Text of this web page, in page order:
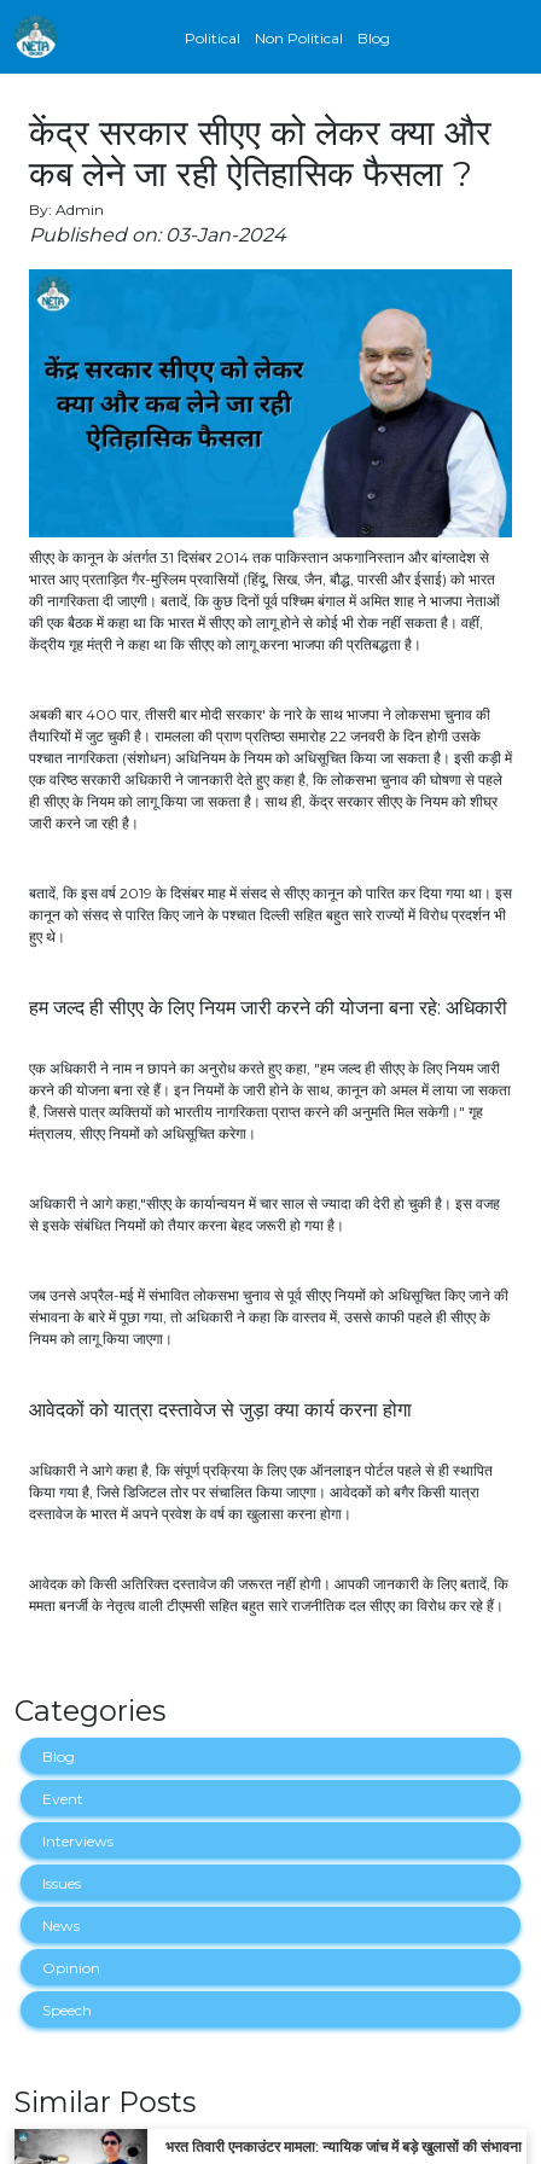
Political Non Political Blog
केंद्र सरकार सीएए को लेकर क्या और
कब लेने जा रही ऐतिहासिक फैसला ?
By: Admin
Published on: 03-Jan-2024
सीएए के कानून के अंतर्गत 31 दिसंबर 2014 तक पाकिस्तान अफगानिस्तान और बांग्लादेश से
भारत आए प्रताड़ित गैर-मुस्लिम प्रवासियों (हिंदू, सिख, जैन, बौद्ध, पारसी और ईसाई) को भारत
की नागरिकता दी जाएगी। बतादें, कि कुछ दिनों पूर्व पश्चिम बंगाल में अमित शाह ने भाजपा नेताओं
की एक बैठक में कहा था कि भारत में सीएए को लागू होने से कोई भी रोक नहीं सकता है। वहीं,
केंद्रीय गृह मंत्री ने कहा था कि सीएए को लागू करना भाजपा की प्रतिबद्धता है।
अबकी बार 400 पार, तीसरी बार मोदी सरकार' के नारे के साथ भाजपा ने लोकसभा चुनाव की
तैयारियों में जुट चुकी है। रामलला की प्राण प्रतिष्ठा समारोह 22 जनवरी के दिन होगी उसके
पश्चात नागरिकता (संशोधन) अधिनियम के नियम को अधिसूचित किया जा सकता है। इसी कड़ी में
एक वरिष्ठ सरकारी अधिकारी ने जानकारी देते हुए कहा है, कि लोकसभा चुनाव की घोषणा से पहले
ही सीएए के नियम को लागू किया जा सकता है। साथ ही, केंद्र सरकार सीएए के नियम को शीघ्र
जारी करने जा रही है।
बतादें, कि इस वर्ष 2019 के दिसंबर माह में संसद से सीएए कानून को पारित कर दिया गया था। इस
कानून को संसद से पारित किए जाने के पश्चात दिल्ली सहित बहुत सारे राज्यों में विरोध प्रदर्शन भी
हुए थे।
हम जल्द ही सीएए के लिए नियम जारी करने की योजना बना रहे: अधिकारी
एक अधिकारी ने नाम न छापने का अनुरोध करते हुए कहा, "हम जल्द ही सीएए के लिए नियम जारी
करने की योजना बना रहे हैं। इन नियमों के जारी होने के साथ, कानून को अमल में लाया जा सकता
है, जिससे पात्र व्यक्तियों को भारतीय नागरिकता प्राप्त करने की अनुमति मिल सकेगी।" गृह
मंत्रालय, सीएए नियमों को अधिसूचित करेगा।
अधिकारी ने आगे कहा,"सीएए के कार्यान्वयन में चार साल से ज्यादा की देरी हो चुकी है। इस वजह
से इसके संबंधित नियमों को तैयार करना बेहद जरूरी हो गया है।
जब उनसे अप्रैल-मई में संभावित लोकसभा चुनाव से पूर्व सीएए नियमों को अधिसूचित किए जाने की
संभावना के बारे में पूछा गया, तो अधिकारी ने कहा कि वास्तव में, उससे काफी पहले ही सीएए के
नियम को लागू किया जाएगा।
आवेदकों को यात्रा दस्तावेज से जुड़ा क्या कार्य करना होगा
अधिकारी ने आगे कहा है, कि संपूर्ण प्रक्रिया के लिए एक ऑनलाइन पोर्टल पहले से ही स्थापित
किया गया है, जिसे डिजिटल तोर पर संचालित किया जाएगा। आवेदकों को बगैर किसी यात्रा
दस्तावेज के भारत में अपने प्रवेश के वर्ष का खुलासा करना होगा।
आवेदक को किसी अतिरिक्त दस्तावेज की जरूरत नहीं होगी। आपकी जानकारी के लिए बतादें, कि
ममता बनर्जी के नेतृत्व वाली टीएमसी सहित बहुत सारे राजनीतिक दल सीएए का विरोध कर रहे हैं।
Categories
Blog
Event
Interviews
Issues
News
Opinion
Speech
Similar Posts
भरत तिवारी एनकाउंटर मामला: न्यायिक जांच में बड़े खुलासों की संभावना